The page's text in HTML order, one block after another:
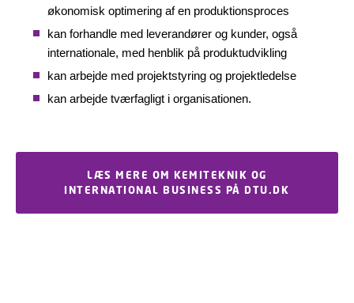
økonomisk optimering af en produktionsproces
kan forhandle med leverandører og kunder, også
internationale, med henblik på produktudvikling
kan arbejde med projektstyring og projektledelse
kan arbejde tværfagligt i organisationen.
LÆS MERE OM KEMITEKNIK OG
INTERNATIONAL BUSINESS PÅ DTU.DK